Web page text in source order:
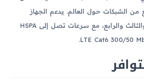
الشبكات حول العالم. يدعم الجهاز
نطاقات الجيل الثاني والثالث والرابع، مع سرعات تصل إلى HSPA